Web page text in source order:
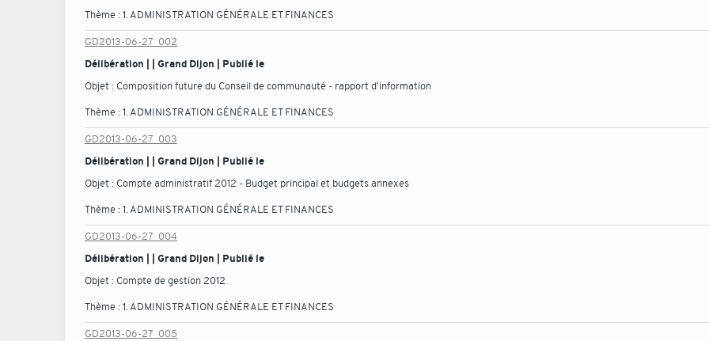
Thème :1. ADMINISTRATION GÉNÉRALE ET FINANCES
GD2013-06-27_002
Délibération | | Grand Dijon | Publié le
Objet : Composition future du Conseil de communauté - rapport d'information
Thème :1. ADMINISTRATION GÉNÉRALE ET FINANCES
GD2013-06-27_003
Délibération | | Grand Dijon | Publié le
Objet : Compte administratif 2012 - Budget principal et budgets annexes
Thème :1. ADMINISTRATION GÉNÉRALE ET FINANCES
GD2013-06-27_004
Délibération | | Grand Dijon | Publié le
Objet : Compte de gestion 2012
Thème :1. ADMINISTRATION GÉNÉRALE ET FINANCES
GD2013-06-27_005